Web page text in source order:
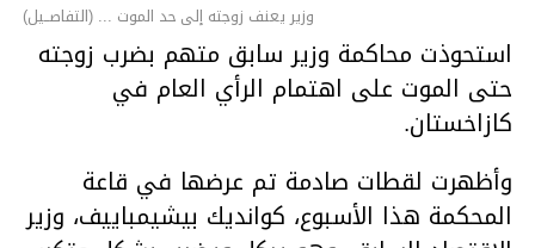
وزير يعنف زوجته إلى حد الموت ... (التفاصــيل)
استحوذت محاكمة وزير سابق متهم بضرب زوجته
حتى الموت على اهتمام الرأي العام في
كازاخستان.
وأظهرت لقطات صادمة تم عرضها في قاعة
المحكمة هذا الأسبوع، كوانديك بيشيمباييف، وزير